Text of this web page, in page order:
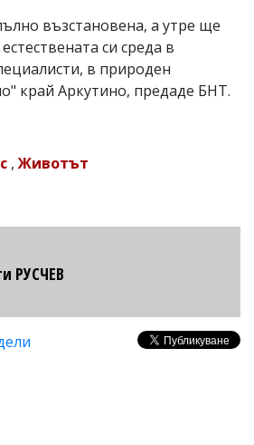
възстановена, а утре ще
си среда в
в природен
край Аркутино, предаде БНТ.
,Животът
РУСЧЕВ